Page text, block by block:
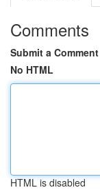
Comments
Submit a Comment
No HTML
HTML is disabled